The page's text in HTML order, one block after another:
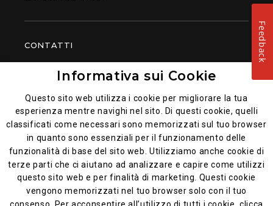
CONTATTI
PIATTI POPOLARI
Informativa sui Cookie
Questo sito web utilizza i cookie per migliorare la tua
esperienza mentre navighi nel sito. Di questi cookie, quelli
classificati come necessari sono memorizzati sul tuo browser
in quanto sono essenziali per il funzionamento delle
funzionalità di base del sito web. Utilizziamo anche cookie di
terze parti che ci aiutano ad analizzare e capire come utilizzi
questo sito web e per finalità di marketing. Questi cookie
vengono memorizzati nel tuo browser solo con il tuo
Feedback